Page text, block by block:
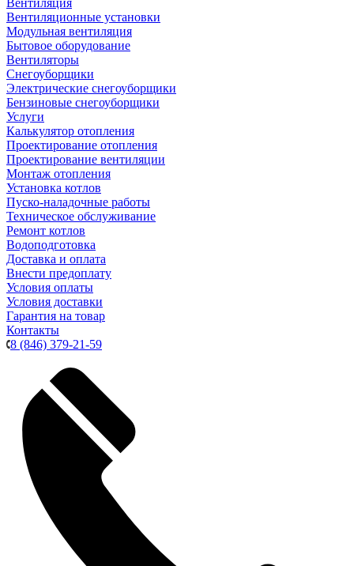
Вентиляция
Вентиляционные установки
Модульная вентиляция
Бытовое оборудование
Вентиляторы
Снегоуборщики
Электрические снегоуборщики
Бензиновые снегоуборщики
Услуги
Калькулятор отопления
Проектирование отопления
Проектирование вентиляции
Монтаж отопления
Установка котлов
Пуско-наладочные работы
Техническое обслуживание
Ремонт котлов
Водоподготовка
Доставка и оплата
Внести предоплату
Условия оплаты
Условия доставки
Гарантия на товар
Контакты
8 (846) 379-21-59